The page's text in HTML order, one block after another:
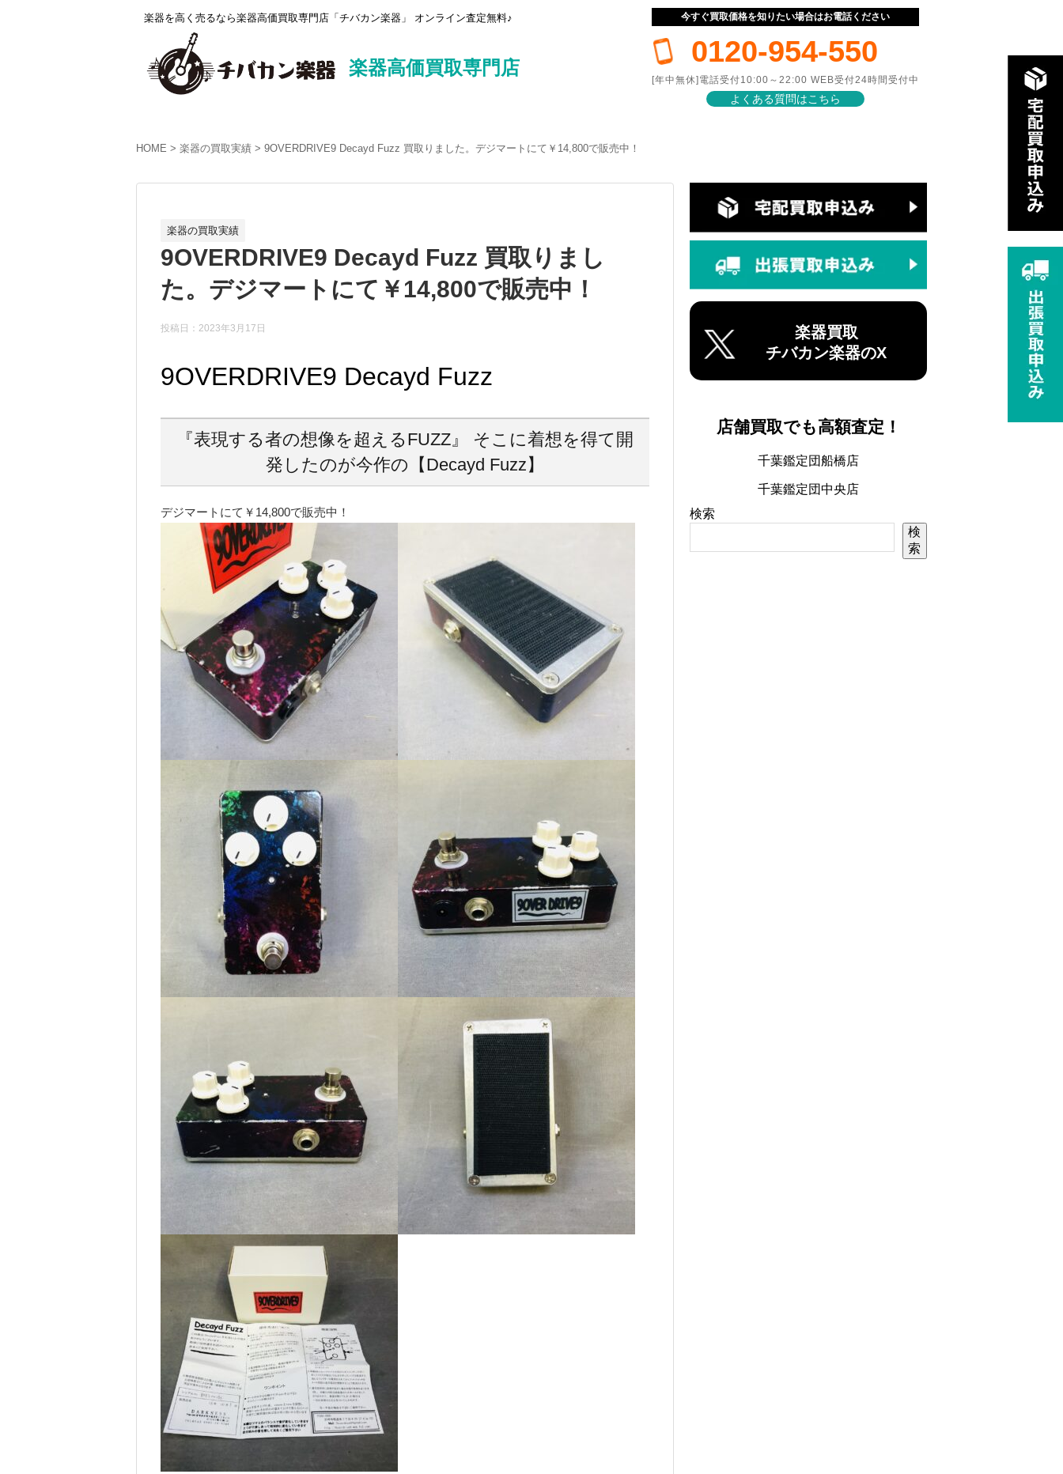
楽器を高く売るなら楽器高価買取専門店「チバカン楽器」 オンライン査定無料♪
楽器高価買取専門店
今すぐ買取価格を知りたい場合はお電話ください
0120-954-550
[年中無休]電話受付10:00～22:00 WEB受付24時間受付中
よくある質問はこちら
HOME 楽器の買取実績 9OVERDRIVE9 Decayd Fuzz 買取りました。デジマートにて￥14,800で販売中！
楽器の買取実績
9OVERDRIVE9 Decayd Fuzz 買取りまし
た。デジマートにて￥14,800で販売中！
投稿日：2023年3月17日
9OVERDRIVE9 Decayd Fuzz
『表現する者の想像を超えるFUZZ』 そこに着想を得て開
発したのが今作の【Decayd Fuzz】
デジマートにて￥14,800で販売中！
楽器買取
チバカン楽器のX
店舗買取でも高額査定！
千葉鑑定団船橋店
千葉鑑定団中央店
検索
検
索